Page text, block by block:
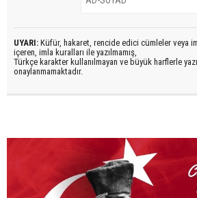
UYARI: Küfür, hakaret, rencide edici cümleler veya
içeren, imla kuralları ile yazılmamış,
Türkçe karakter kullanılmayan ve büyük harflerle
onaylanmamaktadır.